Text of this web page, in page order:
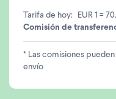
Tarifa de hoy:
EUR 1 =
Comisión de
* Las comisiones
envío